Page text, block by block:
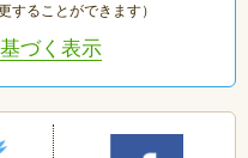
することができます）
づく表示